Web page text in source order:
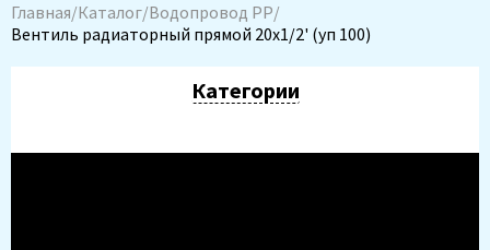
Главная Каталог Водопровод РР
Вентиль радиаторный прямой 20х1/2' (уп 100)
Категории